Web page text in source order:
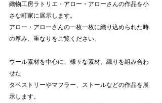
織物工房ラトリエ・アロー・アローさんの作品を小
さな町家に展示します。
アロー・アローさんの一枚一枚に織り込められた時
の厚み、重なりをご覧ください。
ウール素材を中心に、様々な素材、織りを組み合わ
せた
タペストリーやマフラー、ストールなどの作品を展
示します。